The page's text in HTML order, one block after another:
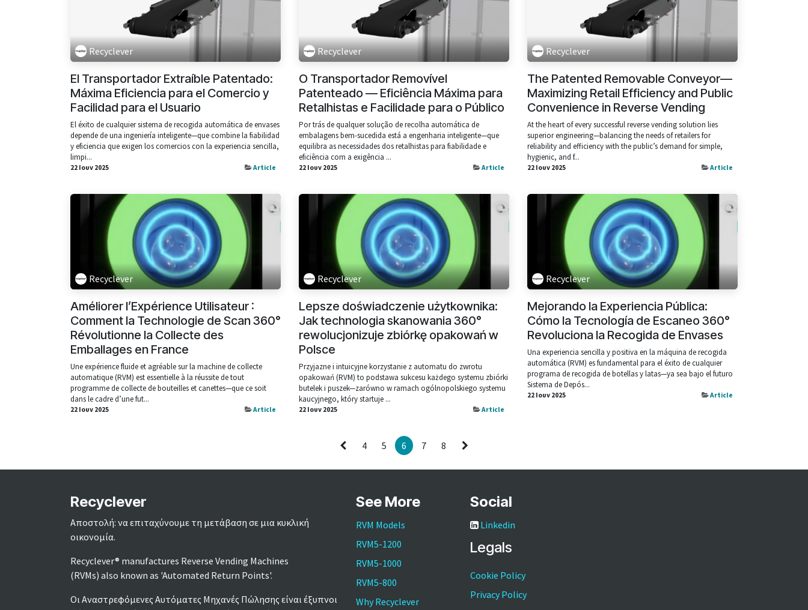
Recyclever
El Transportador Extraíble Patentado:
Máxima Eficiencia para el Comercio y
Facilidad para el Usuario
El éxito de cualquier sistema de recogida automática de envases
depende de una ingeniería inteligente—que combine la fiabilidad
y eficiencia que exigen los comercios con la experiencia sencilla,
limpi...
22 Ιουν 2025 Article
Recyclever
O Transportador Removível
Patenteado — Eficiência Máxima para
Retalhistas e Facilidade para o Público
Por trás de qualquer solução de recolha automática de
embalagens bem-sucedida está a engenharia inteligente—que
equilibra as necessidades dos retalhistas para fiabilidade e
eficiência com a exigência ...
22 Ιουν 2025 Article
Recyclever
The Patented Removable Conveyor—
Maximizing Retail Efficiency and Public
Convenience in Reverse Vending
At the heart of every successful reverse vending solution lies
superior engineering—balancing the needs of retailers for
reliability and efficiency with the public’s demand for simple,
hygienic, and f...
22 Ιουν 2025 Article
Recyclever
Améliorer l’Expérience Utilisateur :
Comment la Technologie de Scan 360°
Révolutionne la Collecte des
Emballages en France
Une expérience fluide et agréable sur la machine de collecte
automatique (RVM) est essentielle à la réussite de tout
programme de collecte de bouteilles et canettes—que ce soit
dans le cadre d’une fut...
22 Ιουν 2025 Article
Recyclever
Lepsze doświadczenie użytkownika:
Jak technologia skanowania 360°
rewolucjonizuje zbiórkę opakowań w
Polsce
Przyjazne i intuicyjne korzystanie z automatu do zwrotu
opakowań (RVM) to podstawa sukcesu każdego systemu zbiórki
butelek i puszek—zarówno w ramach ogólnopolskiego systemu
kaucyjnego, który startuje ...
22 Ιουν 2025 Article
Recyclever
Mejorando la Experiencia Pública:
Cómo la Tecnología de Escaneo 360°
Revoluciona la Recogida de Envases
Una experiencia sencilla y positiva en la máquina de recogida
automática (RVM) es fundamental para el éxito de cualquier
programa de recogida de botellas y latas—ya sea bajo el futuro
Sistema de Depós...
22 Ιουν 2025 Article
4 5 6 7 8
Recyclever
Αποστολή: να επιταχύνουμε τη μετάβαση σε μια κυκλική
οικονομία.
Recyclever® manufactures Reverse Vending Machines
(RVMs) also known as 'Automated Return Points'.
Οι Αναστρεφόμενες Αυτόματες Μηχανές Πώλησης είναι έξυπνοι
See More
RVM Models
RVM5-1200
RVM5-1000
RVM5-800
Why Recyclever
Social
Linkedin
Legals
Cookie Policy
Privacy Policy